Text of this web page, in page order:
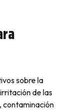
sobre la
de las
contaminación